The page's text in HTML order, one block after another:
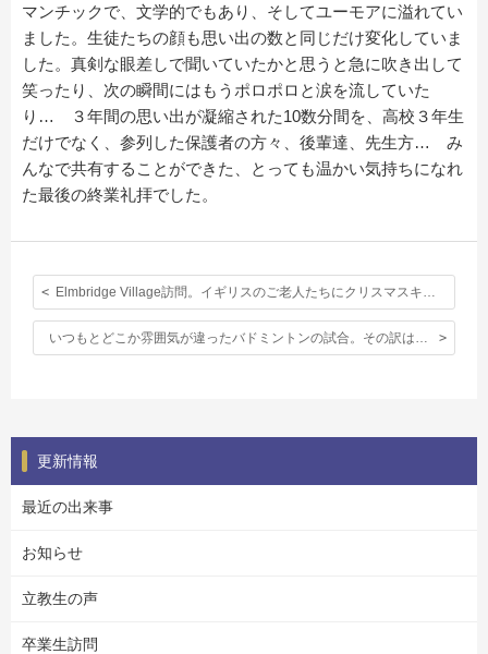
マンチックで、文学的でもあり、そしてユーモアに溢れてい
ました。生徒たちの顔も思い出の数と同じだけ変化していま
した。真剣な眼差しで聞いていたかと思うと急に吹き出して
笑ったり、次の瞬間にはもうポロポロと涙を流していた
り… ３年間の思い出が凝縮された10数分間を、高校３年生
だけでなく、参列した保護者の方々、後輩達、先生方… み
んなで共有することができた、とっても温かい気持ちになれ
た最後の終業礼拝でした。
いつもとどこか雰囲気が違ったバドミントンの試合。その訳は…
更新情報
最近の出来事
お知らせ
立教生の声
卒業生訪問